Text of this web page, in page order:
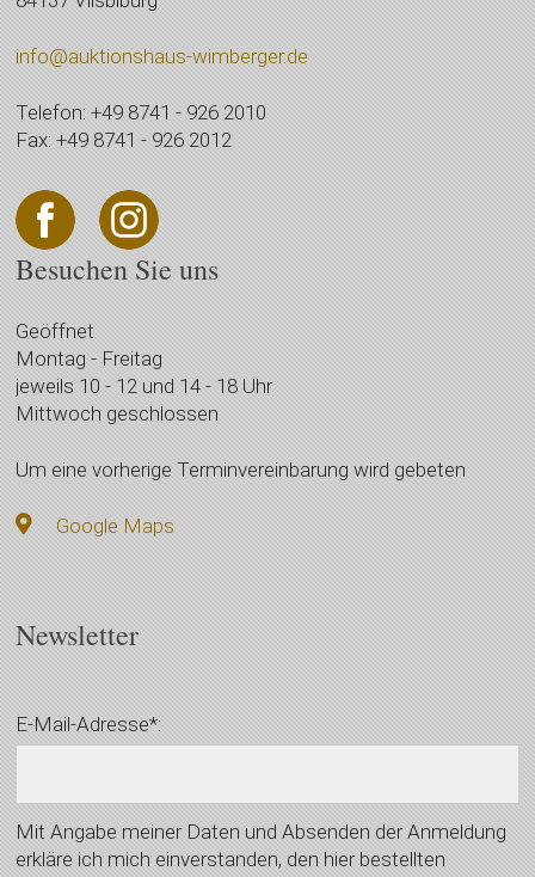
info@auktionshaus-wimberger.de
Telefon: +49 8741 - 926 2010
Fax: +49 8741 - 926 2012
Besuchen Sie uns
Geöffnet
Montag - Freitag
jeweils 10 - 12 und 14 - 18 Uhr
Mittwoch geschlossen
Um eine vorherige Terminvereinbarung wird gebeten
Google Maps
Newsletter
E-Mail-Adresse*:
Mit Angabe meiner Daten und Absenden der Anmeldung
erkläre ich mich einverstanden, den hier bestellten